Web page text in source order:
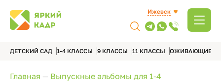
Ижевск
ДЕТСКИЙ САД 1-4 КЛАССЫ 9 КЛАССЫ 11 КЛАССЫ ОЖИВАЮЩИЕ
Главная — Выпускные альбомы для 1-4